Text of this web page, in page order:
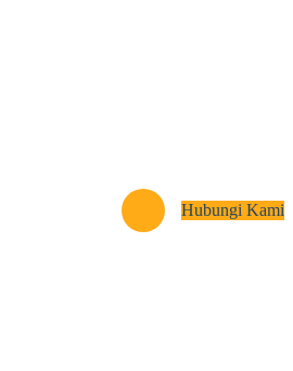
Hubungi Kami